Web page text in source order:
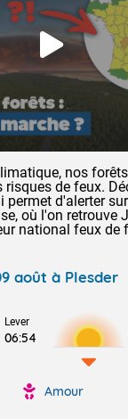
nos
risques de feux.
permet d'alerter
où l'on retrouve
national feux de
août à Plesder
Lever
06:54
Amour